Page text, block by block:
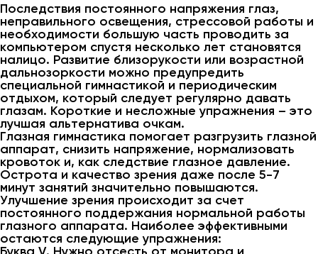
Последствия постоянного напряжения глаз,
неправильного освещения, стрессовой работы и
необходимости большую часть проводить за
компьютером спустя несколько лет становятся
налицо. Развитие близорукости или возрастной
дальнозоркости можно предупредить
специальной гимнастикой и периодическим
отдыхом, который следует регулярно давать
глазам. Короткие и несложные упражнения – это
лучшая альтернатива очкам.
Глазная гимнастика помогает разгрузить глазной
аппарат, снизить напряжение, нормализовать
кровоток и, как следствие глазное давление.
Острота и качество зрения даже после 5-7
минут занятий значительно повышаются.
Улучшение зрения происходит за счет
постоянного поддержания нормальной работы
глазного аппарата. Наиболее эффективными
остаются следующие упражнения: